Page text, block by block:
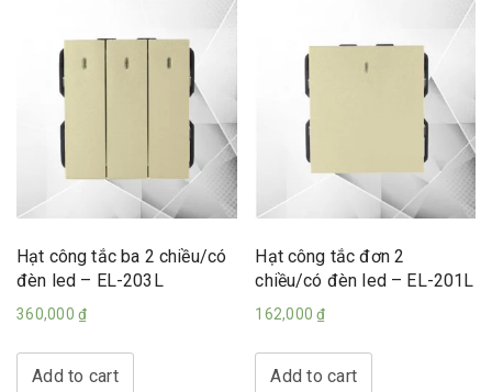
Hạt công tắc ba 2 chiều/có
đèn led – EL-203L
360,000 ₫
Add to cart
Hạt công tắc đơn 2
chiều/có đèn led – EL-201L
162,000₫
Add to cart